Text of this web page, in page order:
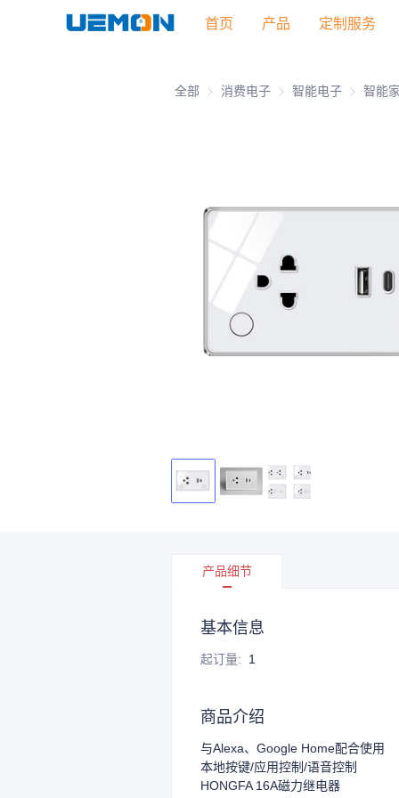
首页 产品 定制服务
全部 消费电子 消费电子
智能电子 智能电子
智能
产品细节
基本信息
起订量: 1
商品介绍
与Alexa、Google Home配合使用
本地按键/应用控制/语音控制
HONGFA 16A磁力继电器